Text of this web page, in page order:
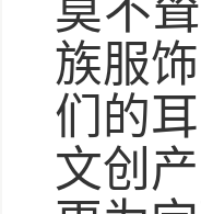
莫不
族服
们的
文创